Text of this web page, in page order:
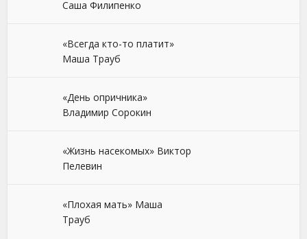
Саша Филипенко
«Всегда кто-то платит»
Маша Трауб
«День опричника»
Владимир Сорокин
«Жизнь насекомых» Виктор
Пелевин
«Плохая мать» Маша
Трауб